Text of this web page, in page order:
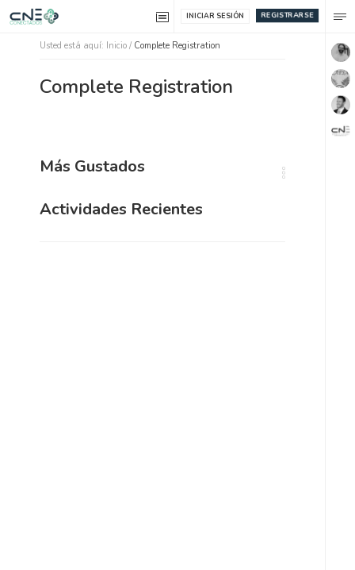
REGISTRARSE
INICIAR SESIÓN
Usted está aquí: Inicio / Complete Registration
Complete Registration
Más Gustados
Actividades Recientes